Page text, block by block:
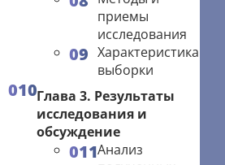
приемы
исследования
Характеристика
выборки
Глава 3. Результаты
исследования и
обсуждение
Анализ